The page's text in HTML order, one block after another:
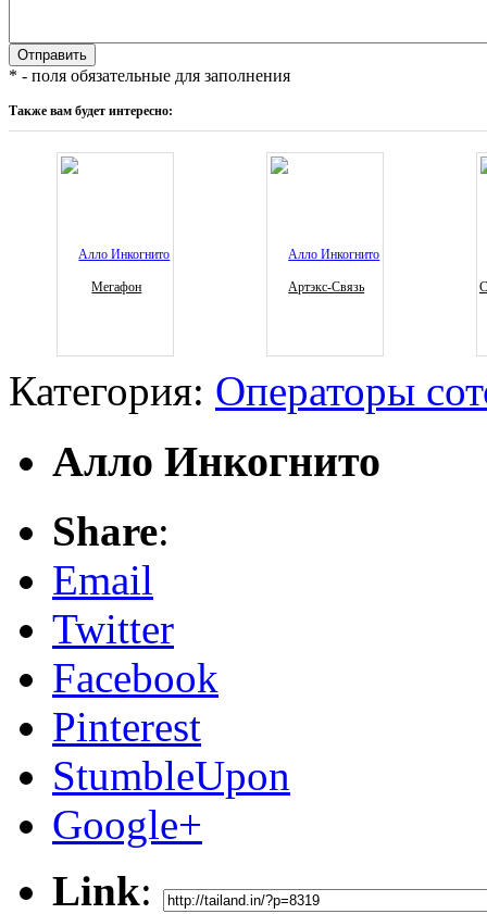
* - поля обязательные для заполнения
Также вам будет интересно:
Мегафон Артэкс-Связь
Категория: Операторы
Алло Инкогнито
Share:
Email
Twitter
Facebook
Pinterest
StumbleUpon
Google+
Link: